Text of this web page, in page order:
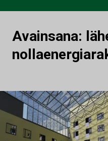
Avainsana: